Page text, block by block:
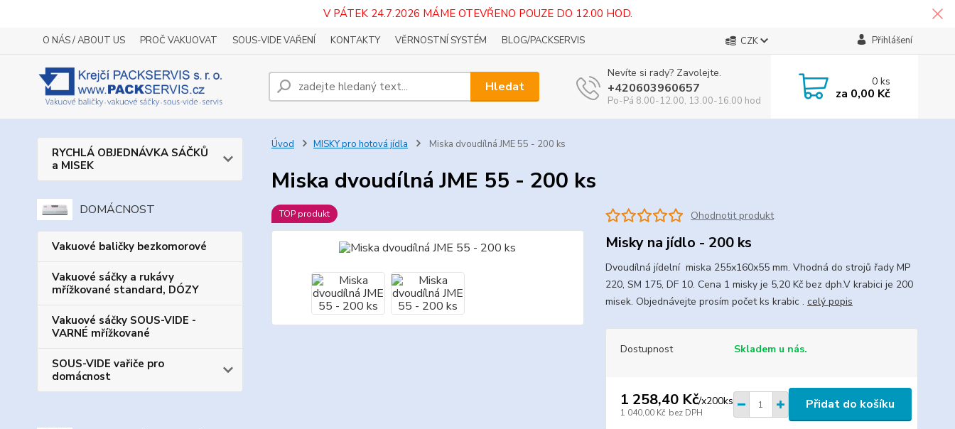
V PÁTEK 24.7.2026 MÁME OTEVŘENO POUZE DO 12.00 HOD.
O NÁS / ABOUT US PROČ VAKUOVAT SOUS-VIDE VAŘENÍ KONTAKTY VĚRNOSTNÍ SYSTÉM BLOG/PACKSERVIS CZK Přihlášení
Hledat
Nevíte si rady? Zavolejte.
+420603960657
Po-Pá 8.00-12.00, 13.00-16.00 hod
0ks
za 0,00 Kč
RYCHLÁ OBJEDNÁVKA SÁČKŮ
a MISEK
DOMÁCNOST
Vakuové baličky bezkomorové
Vakuové sáčky a rukávy
mřížkované standard, DÓZY
Vakuové sáčky SOUS-VIDE -
VARNÉ mřížkované
SOUS-VIDE vařiče pro
domácnost
Úvod MISKY pro hotová jídla Miska dvoudílná JME 55 - 200 ks
Miska dvoudílná JME 55 - 200 ks
TOP produkt Ohodnotit produkt
Misky na jídlo - 200 ks
Dvoudílná jídelní miska 255x160x55 mm. Vhodná do strojů řady MP
220, SM 175, DF 10. Cena 1 misky je 5,20 Kč bez dph.V krabici je 200
misek. Objednávejte prosím počet ks krabic . celý popis
Dostupnost Skladem u nás.
1 258,40 Kč/x200ks
1 040,00 Kč bez DPH
Přidat do košíku